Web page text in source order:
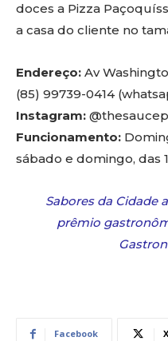
doces a Pizza
a casa do cliente no
Endereço: Av
(85) 99739-0414
Instagram:
Funcionamento:
sábado e domingo, das
Sabores da Cidade
prêmio
Facebook X